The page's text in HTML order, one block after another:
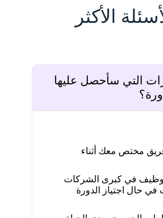
الأكثر
التي سأحصل عليها
مختص معك أثناء
في كبرى الشركات
حال اجتياز الدورة